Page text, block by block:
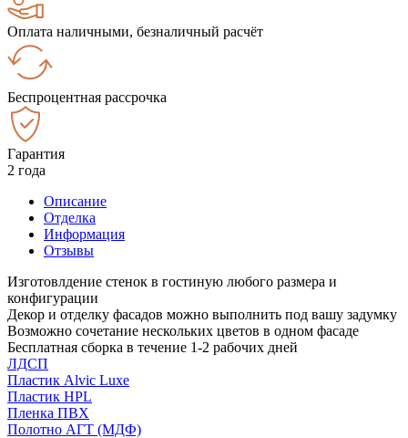
Оплата наличными, безналичный расчёт
Беспроцентная рассрочка
Гарантия
2 года
Описание
Отделка
Информация
Отзывы
Изготовлдение стенок в гостиную любого размера и
конфигурации
Декор и отделку фасадов можно выполнить под вашу задумку
Возможно сочетание нескольких цветов в одном фасаде
Бесплатная сборка в течение 1-2 рабочих дней
ЛДСП
Пластик Alvic Luxe
Пластик HPL
Пленка ПВХ
Полотно АГТ (МДФ)